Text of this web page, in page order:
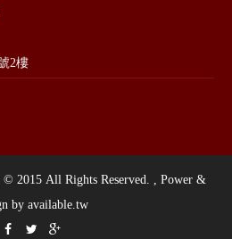
2樓
2015 All Rights Reserved. , Power &
by available.tw
  